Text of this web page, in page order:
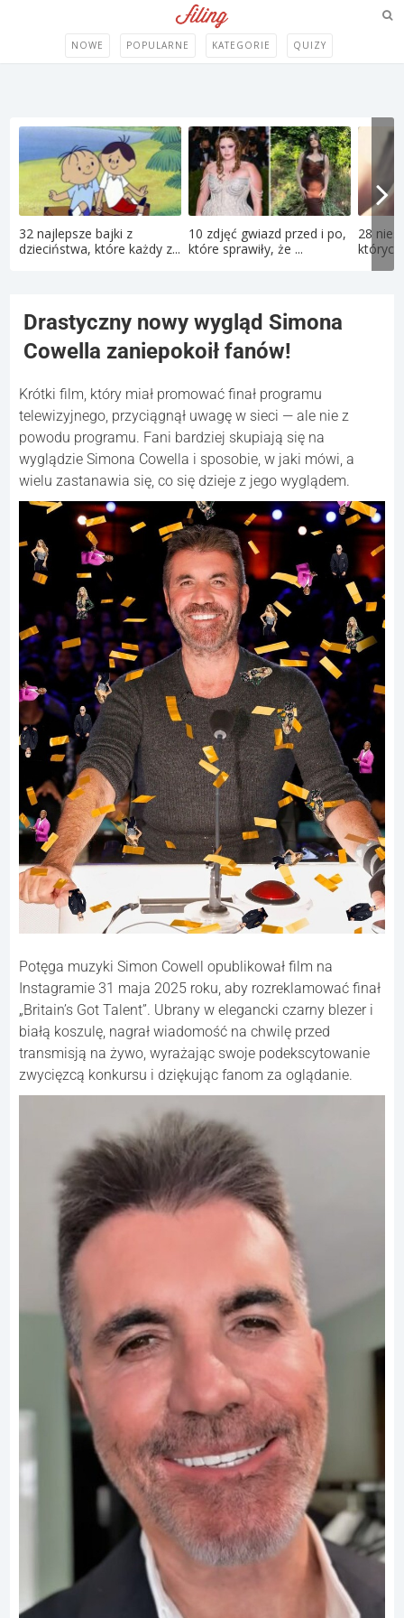
NOWE POPULARNE KATEGORIE QUIZY
32 najlepsze bajki z
dzieciństwa, które każdy z...
10 zdjęć gwiazd przed i po,
które sprawiły, że ...
28
których
Drastyczny nowy wygląd Simona
Cowella zaniepokoił fanów!
Krótki film, który miał promować finał programu
telewizyjnego, przyciągnął uwagę w sieci — ale nie z
powodu programu. Fani bardziej skupiają się na
wyglądzie Simona Cowella i sposobie, w jaki mówi, a
wielu zastanawia się, co się dzieje z jego wyglądem.
Potęga muzyki Simon Cowell opublikował film na
Instagramie 31 maja 2025 roku, aby rozreklamować finał
„Britain’s Got Talent”. Ubrany w elegancki czarny blezer i
białą koszulę, nagrał wiadomość na chwilę przed
transmisją na żywo, wyrażając swoje podekscytowanie
zwycięzcą konkursu i dziękując fanom za oglądanie.